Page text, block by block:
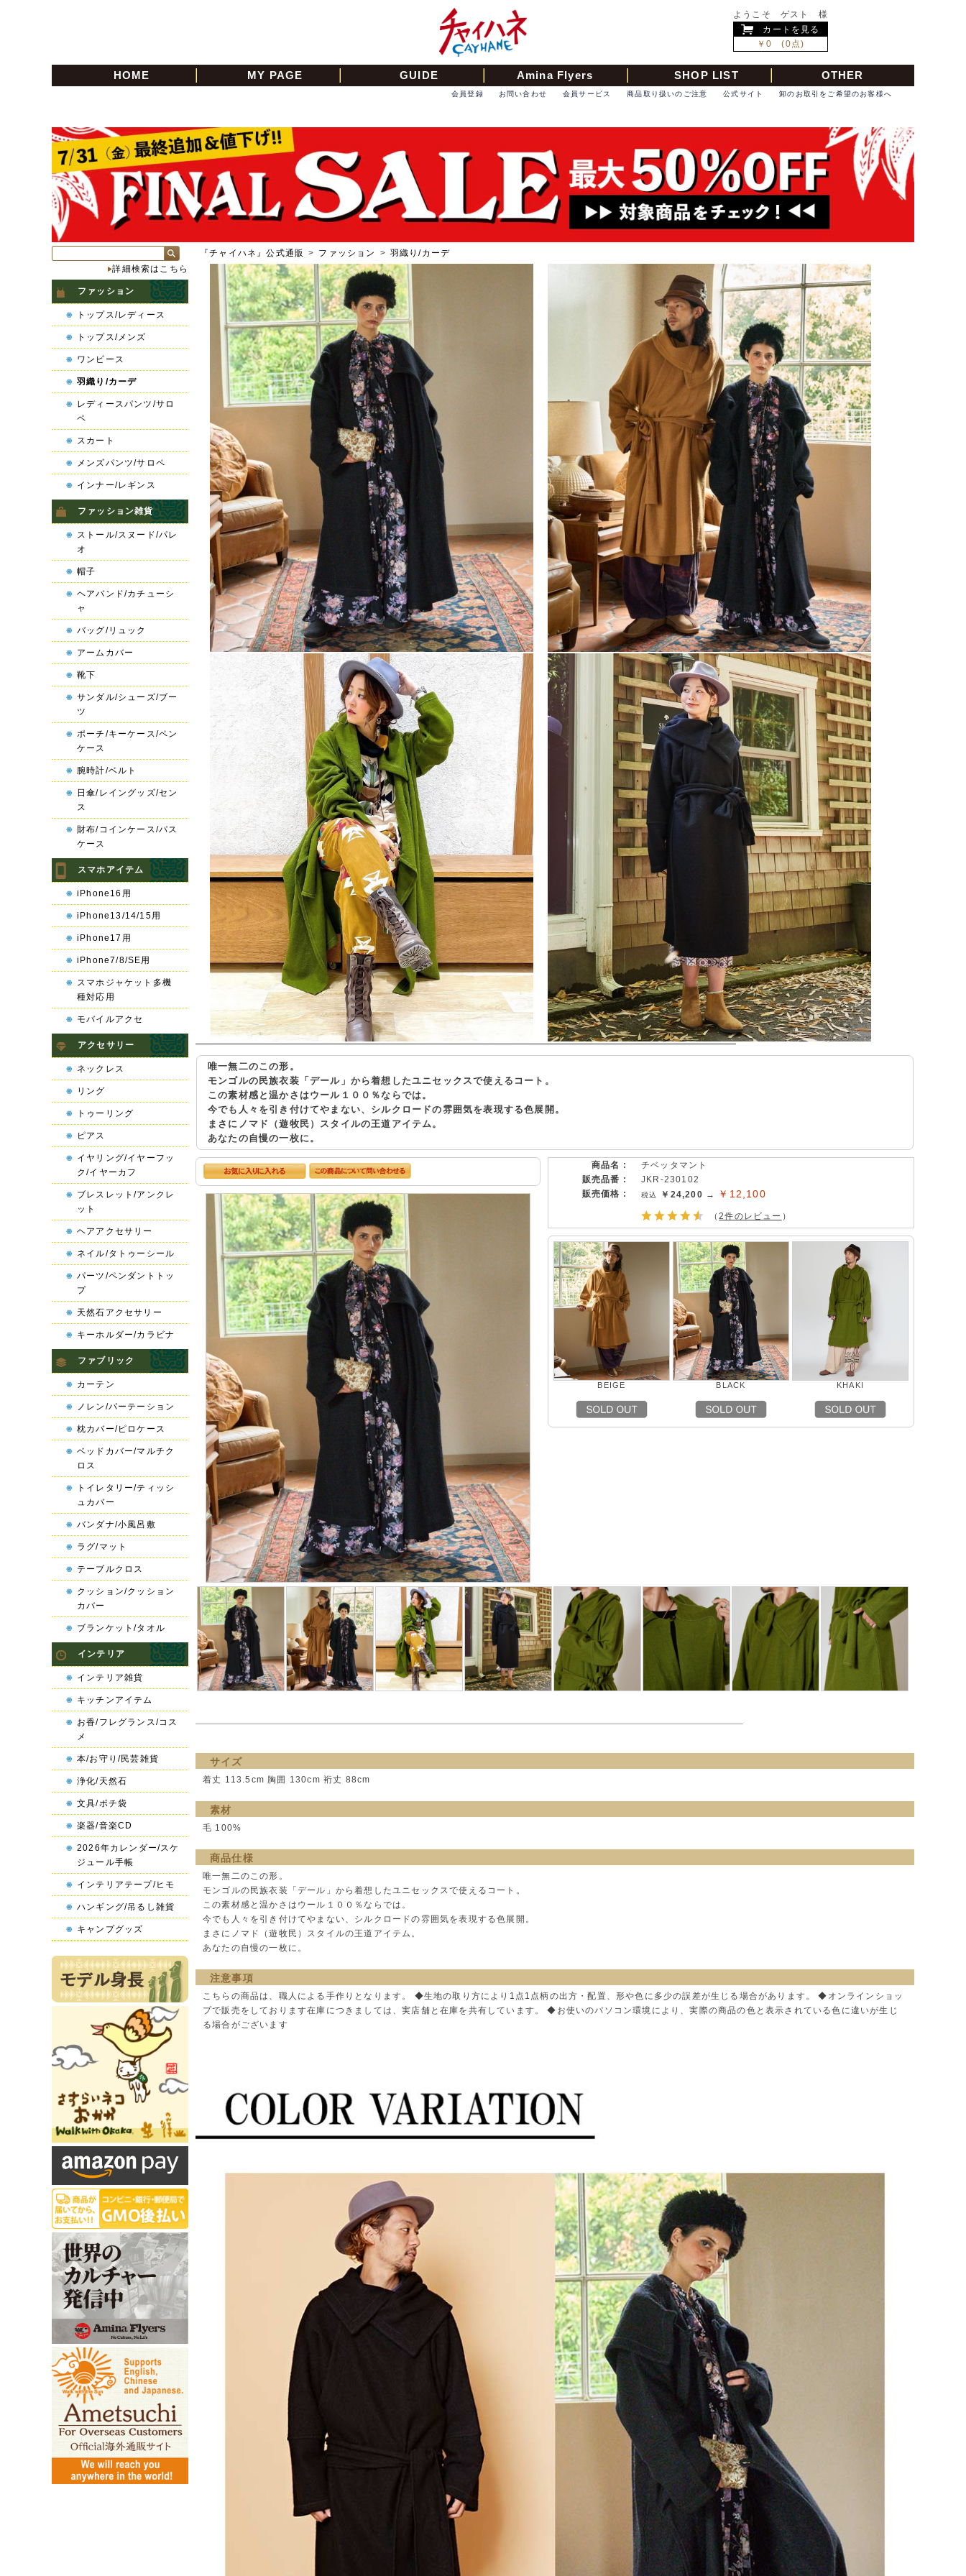
ようこそ ゲスト 様
カートを見る
￥0 (0点)
HOME MY PAGE GUIDE Amina Flyers SHOP LIST OTHER
卸のお取引をご希望のお客様へ
公式サイト
商品取り扱いのご注意
会員サービス
お問い合わせ
会員登録
『チャイハネ』公式通販 > ファッション > 羽織り/カーデ
唯一無二のこの形。
モンゴルの民族衣装「デール」から着想したユニセックスで使えるコート。
この素材感と温かさはウール１００％ならでは。
今でも人々を引き付けてやまない、シルクロードの雰囲気を表現する色展開。
まさにノマド（遊牧民）スタイルの王道アイテム。
あなたの自慢の一枚に。
商品名 :
チベッタマント
販売品番 :
JKR-230102
販売価格 :
￥24,200 → ￥12,100
（2件のレビュー ）
BEIGE BLACK KHAKI
サイズ
着丈 113.5cm 胸囲 130cm 裄丈 88cm
素材
毛 100%
商品仕様
唯一無二のこの形。
モンゴルの民族衣装「デール」から着想したユニセックスで使えるコート。
この素材感と温かさはウール１００％ならでは。
今でも人々を引き付けてやまない、シルクロードの雰囲気を表現する色展開。
まさにノマド（遊牧民）スタイルの王道アイテム。
あなたの自慢の一枚に。
注意事項
こちらの商品は、職人による手作りとなります。 ◆生地の取り方により1点1点柄の出方・配置、形や色に多少の誤差が生じる場合があります。 ◆オンラインショッ
プで販売をしております在庫につきましては、実店舗と在庫を共有しています。 ◆お使いのパソコン環境により、実際の商品の色と表示されている色に違いが生じ
る場合がございます
詳細検索はこちら
ファッション
トップス/レディース
トップス/メンズ
ワンピース
羽織り/カーデ
レディースパンツ/サロ
ペ
スカート
メンズパンツ/サロペ
インナー/レギンス
ファッション雑貨
ストール/スヌード/パレ
オ
帽子
ヘアバンド/カチューシ
ャ
バッグ/リュック
アームカバー
靴下
サンダル/シューズ/ブー
ツ
ポーチ/キーケース/ペン
ケース
腕時計/ベルト
日傘/レイングッズ/セン
ス
財布/コインケース/パス
ケース
スマホアイテム
iPhone16用
iPhone13/14/15用
iPhone17用
iPhone7/8/SE用
スマホジャケット多機
種対応用
モバイルアクセ
アクセサリー
ネックレス
リング
トゥーリング
ピアス
イヤリング/イヤーフッ
ク/イヤーカフ
ブレスレット/アンクレ
ット
ヘアアクセサリー
ネイル/タトゥーシール
パーツ/ペンダントトッ
プ
天然石アクセサリー
キーホルダー/カラビナ
ファブリック
カーテン
ノレン/パーテーション
枕カバー/ピロケース
ベッドカバー/マルチク
ロス
トイレタリー/ティッシ
ュカバー
バンダナ/小風呂敷
ラグ/マット
テーブルクロス
クッション/クッション
カバー
ブランケット/タオル
インテリア
インテリア雑貨
キッチンアイテム
お香/フレグランス/コス
メ
本/お守り/民芸雑貨
浄化/天然石
文具/ポチ袋
楽器/音楽CD
2026年カレンダー/スケ
ジュール手帳
インテリアテープ/ヒモ
ハンギング/吊るし雑貨
キャンプグッズ